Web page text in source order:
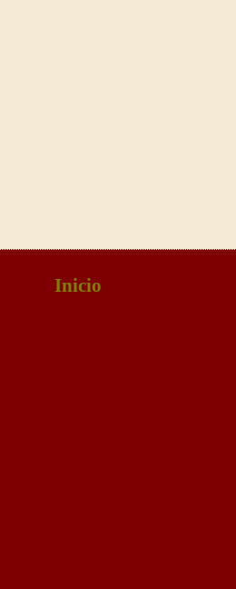
Inicio